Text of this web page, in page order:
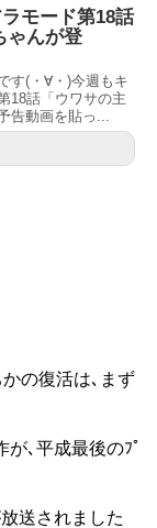
が趣味のキュ
きなアニメで
うか。
頑張ってき
泣してしまっ
かったそうで
てきたそうで
くれていたん
モード第18話
ゃんが登
す(・∀・)今週もキ
18話「ウワサの主
告動画を貼っ...
の復活は､まず
が､平成最後のﾌﾟ
送されました